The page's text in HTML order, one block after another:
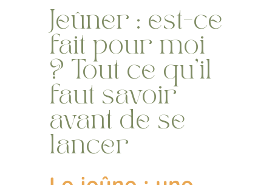
Jeûner : est-ce
fait pour moi
? Tout ce qu’il
faut savoir
avant de se
lancer